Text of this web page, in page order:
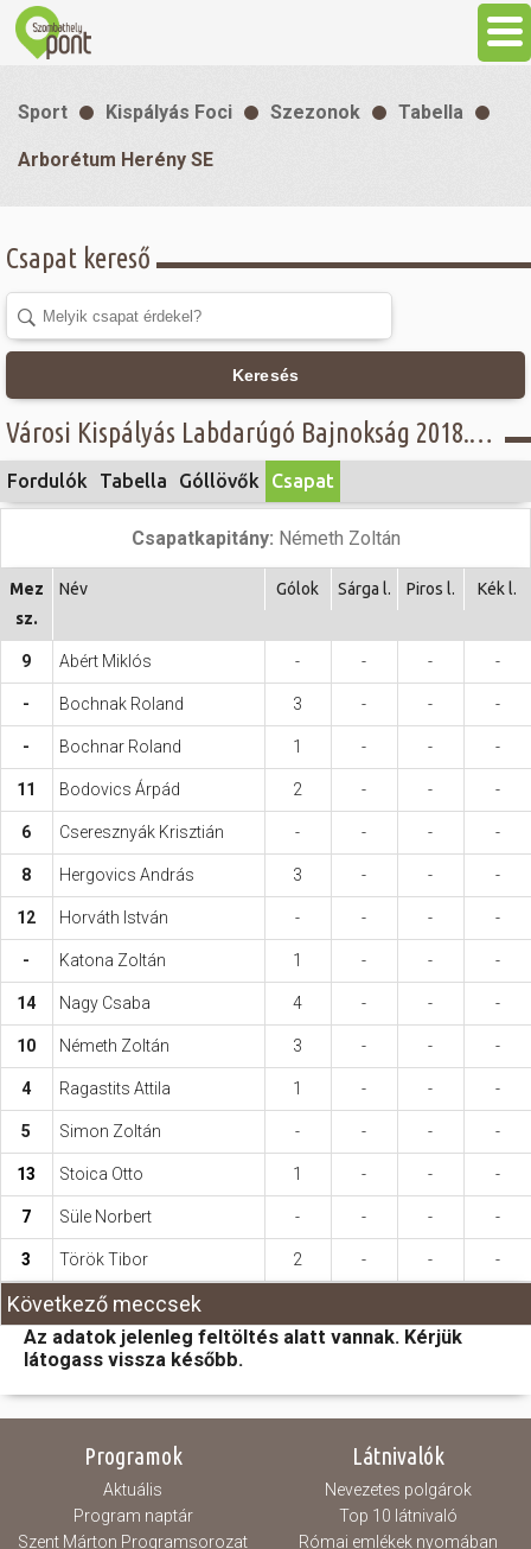
Programok
Gasztronómia
Sport
Szabadidő
Hasznos
Sport Kispályás Foci Szezonok Tabella
Arborétum Herény SE
Csapat kereső
Keresés
Városi Kispályás Labdarúgó Bajnokság 2018. - Concordia Üzemanyagkutak Kft. - Öregfiúk osztály - Arborétum Herény SE
Fordulók Tabella Góllövők Csapat
Csapatkapitány: Németh Zoltán
Mez
sz.
Név Gólok Sárga l. Piros l. Kék l.
9 Abért Miklós - - - -
- Bochnak Roland 3 - - -
- Bochnar Roland 1 - - -
11 Bodovics Árpád 2 - - -
6 Cseresznyák Krisztián - - - -
8 Hergovics András 3 - - -
12 Horváth István - - - -
- Katona Zoltán 1 - - -
14 Nagy Csaba 4 - - -
10 Németh Zoltán 3 - - -
4 Ragastits Attila 1 - - -
5 Simon Zoltán - - - -
13 Stoica Otto 1 - - -
7 Süle Norbert - - - -
3 Török Tibor 2 - - -
Következő meccsek
Az adatok jelenleg feltöltés alatt vannak. Kérjük
látogass vissza később.
Programok
Aktuális
Program naptár
Szent Márton Programsorozat
Látnivalók
Nevezetes polgárok
Top 10 látnivaló
Római emlékek nyomában